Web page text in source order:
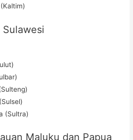
(Sultra)
Maluku dan Papua